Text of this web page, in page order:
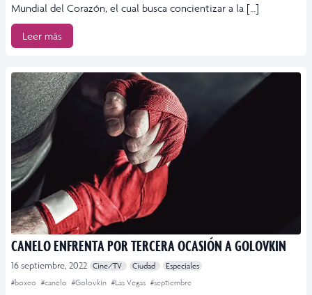
Mundial del Corazón, el cual busca concientizar a la […]
Leer más
CANELO ENFRENTA POR TERCERA OCASIÓN A GOLOVKIN
16 septiembre, 2022 Cine/TV Ciudad
Especiales
#boxeo #canelo #Golovkin #Las Vegas #septiembre